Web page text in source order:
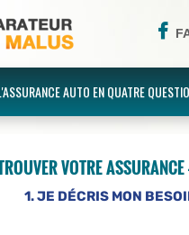
AUTO EN QUATRE
VOTRE